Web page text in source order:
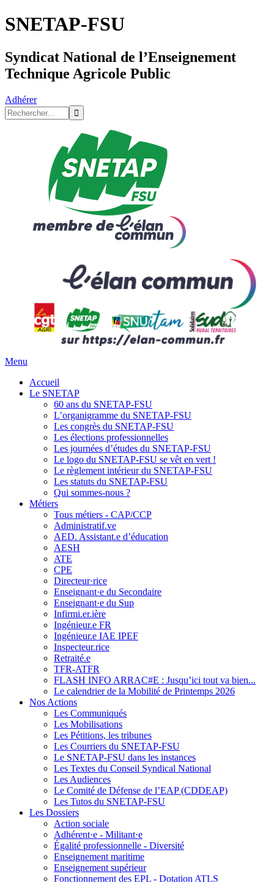
SNETAP-FSU
Syndicat National de l’Enseignement
Technique Agricole Public
Adhérer
Menu
Accueil
Le SNETAP
60 ans du SNETAP-FSU
L’organigramme du SNETAP-FSU
Les congrès du SNETAP-FSU
Les élections professionnelles
Les journées d’études du SNETAP-FSU
Le logo du SNETAP-FSU se vêt en vert !
Le règlement intérieur du SNETAP-FSU
Les statuts du SNETAP-FSU
Qui sommes-nous ?
Métiers
Tous métiers - CAP/CCP
Administratif.ve
AED. Assistant.e d’éducation
AESH
ATE
CPE
Directeur·rice
Enseignant·e du Secondaire
Enseignant·e du Sup
Infirmi.er.ière
Ingénieur.e FR
Ingénieur.e IAE IPEF
Inspecteur.rice
Retraité.e
TFR-ATFR
FLASH INFO ARRAC#E : Jusqu’ici tout va bien...
Le calendrier de la Mobilité de Printemps 2026
Nos Actions
Les Communiqués
Les Mobilisations
Les Pétitions, les tribunes
Les Courriers du SNETAP-FSU
Le SNETAP-FSU dans les instances
Les Textes du Conseil Syndical National
Les Audiences
Le Comité de Défense de l’EAP (CDDEAP)
Les Tutos du SNETAP-FSU
Les Dossiers
Action sociale
Adhérent·e - Militant·e
Égalité professionnelle - Diversité
Enseignement maritime
Enseignement supérieur
Fonctionnement des EPL - Dotation ATLS